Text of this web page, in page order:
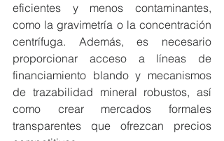
eficientes y menos contaminantes,
como la gravimetría o la concentración
centrífuga. Además, es necesario
proporcionar acceso a líneas de
financiamiento blando y mecanismos
de trazabilidad mineral robustos, así
como crear mercados formales
transparentes que ofrezcan precios